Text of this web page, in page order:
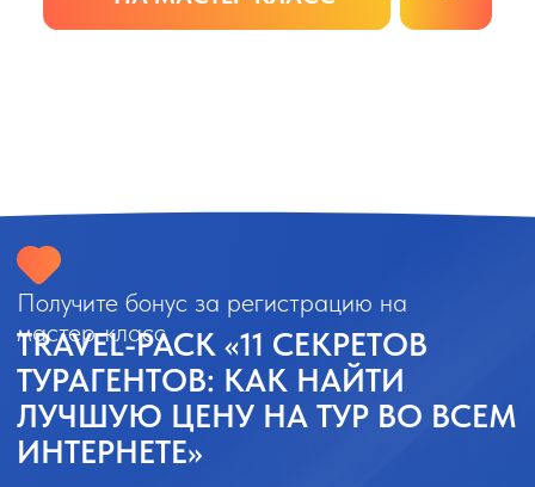
ИП Садыкова Земфира Рустамовна
ИНН: 723001886727
ОГРНИП: 319723200025810
Соглашение об обработке персональных данных